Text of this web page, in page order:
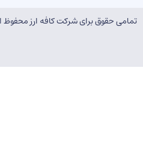
حقوق برای شرکت کافه ارز محفوظ است.